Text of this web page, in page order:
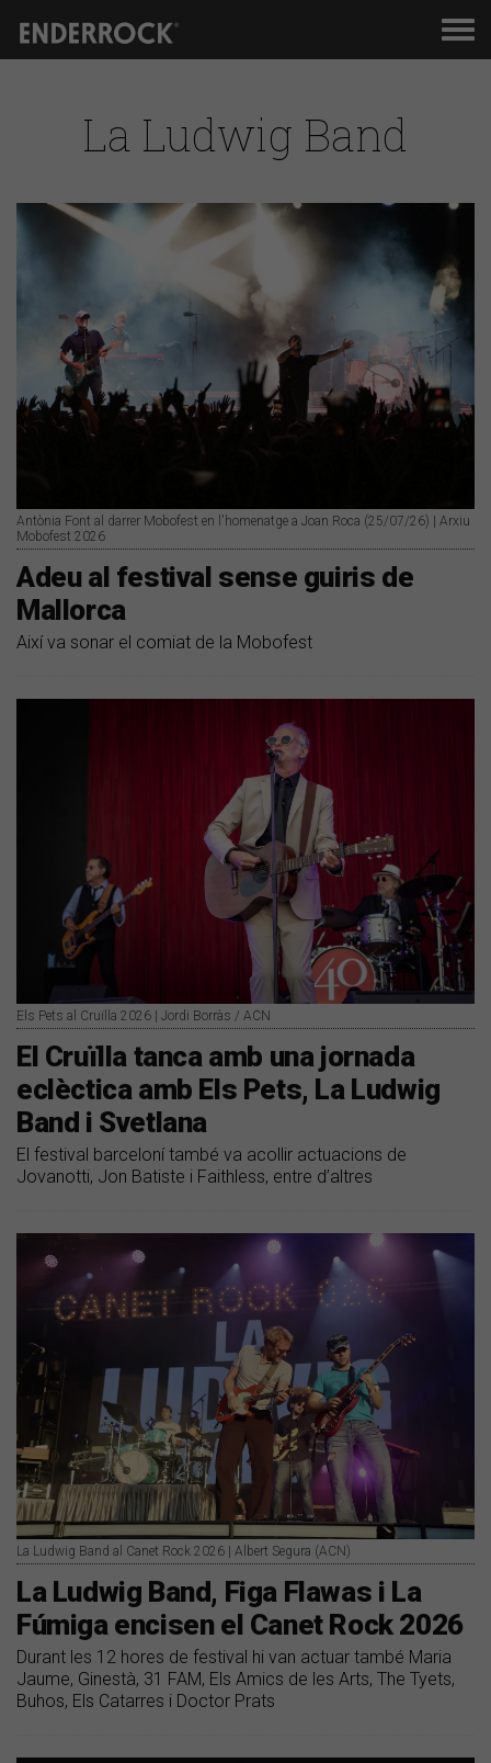
La Ludwig Band
Antònia Font al darrer Mobofest en l'homenatge a Joan Roca (25/07/26) | Arxiu
Mobofest 2026
Adeu al festival sense guiris de
Mallorca
Així va sonar el comiat de la Mobofest
Els Pets al Cruïlla 2026 | Jordi Borràs / ACN
El Cruïlla tanca amb una jornada
eclèctica amb Els Pets, La Ludwig
Band i Svetlana
El festival barceloní també va acollir actuacions de
Jovanotti, Jon Batiste i Faithless, entre d’altres
La Ludwig Band al Canet Rock 2026 | Albert Segura (ACN)
La Ludwig Band, Figa Flawas i La
Fúmiga encisen el Canet Rock 2026
Durant les 12 hores de festival hi van actuar també Maria
Jaume, Ginestà, 31 FAM, Els Amics de les Arts, The Tyets,
Buhos, Els Catarres i Doctor Prats